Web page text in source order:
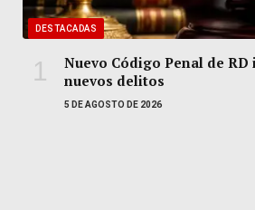
DESTACADAS
Nuevo Código Penal de RD
nuevos delitos
5 DE AGOSTO DE 2026